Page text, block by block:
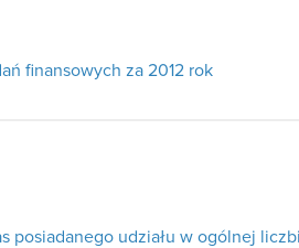
finansowych za 2012 rok
posiadanego udziału w ogólnej